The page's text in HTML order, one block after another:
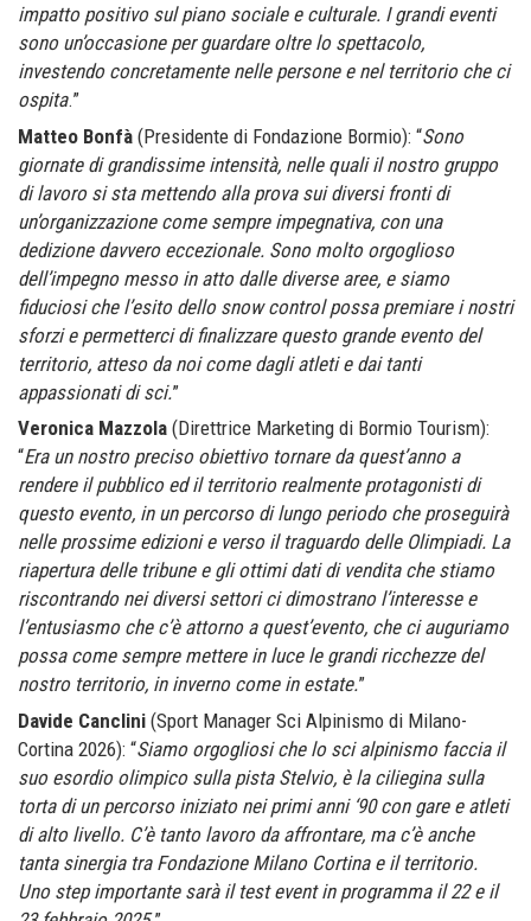
impatto positivo sul piano sociale e culturale. I grandi eventi
sono un’occasione per guardare oltre lo spettacolo,
investendo concretamente nelle persone e nel territorio che ci
ospita.”
Matteo Bonfà (Presidente di Fondazione Bormio): “Sono
giornate di grandissime intensità, nelle quali il nostro gruppo
di lavoro si sta mettendo alla prova sui diversi fronti di
un’organizzazione come sempre impegnativa, con una
dedizione davvero eccezionale. Sono molto orgoglioso
dell’impegno messo in atto dalle diverse aree, e siamo
fiduciosi che l’esito dello snow control possa premiare i nostri
sforzi e permetterci di finalizzare questo grande evento del
territorio, atteso da noi come dagli atleti e dai tanti
appassionati di sci.”
Veronica Mazzola (Direttrice Marketing di Bormio Tourism):
“Era un nostro preciso obiettivo tornare da quest’anno a
rendere il pubblico ed il territorio realmente protagonisti di
questo evento, in un percorso di lungo periodo che proseguirà
nelle prossime edizioni e verso il traguardo delle Olimpiadi. La
riapertura delle tribune e gli ottimi dati di vendita che stiamo
riscontrando nei diversi settori ci dimostrano l’interesse e
l’entusiasmo che c’è attorno a quest’evento, che ci auguriamo
possa come sempre mettere in luce le grandi ricchezze del
nostro territorio, in inverno come in estate.”
Davide Canclini (Sport Manager Sci Alpinismo di Milano-
Cortina 2026): “Siamo orgogliosi che lo sci alpinismo faccia il
suo esordio olimpico sulla pista Stelvio, è la ciliegina sulla
torta di un percorso iniziato nei primi anni ‘90 con gare e atleti
di alto livello. C’è tanto lavoro da affrontare, ma c’è anche
tanta sinergia tra Fondazione Milano Cortina e il territorio.
Uno step importante sarà il test event in programma il 22 e il